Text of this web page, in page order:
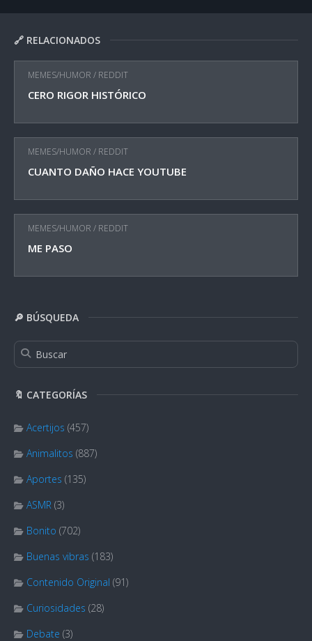
🔗 RELACIONADOS
MEMES/HUMOR / REDDIT
CERO RIGOR HISTÓRICO
MEMES/HUMOR / REDDIT
CUANTO DAÑO HACE YOUTUBE
MEMES/HUMOR / REDDIT
ME PASO
🔎 BÚSQUEDA
🔖 CATEGORÍAS
Acertijos (457)
Animalitos (887)
Aportes (135)
ASMR (3)
Bonito (702)
Buenas vibras (183)
Contenido Original (91)
Curiosidades (28)
Debate (3)